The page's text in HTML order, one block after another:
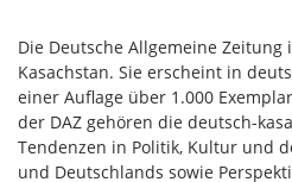
Die Deutsche Allgemeine
Kasachstan. Sie erscheint in
einer Auflage über 1.000
der DAZ gehören die deutsch-
Tendenzen in Politik, Kultur und
und Deutschlands sowie